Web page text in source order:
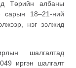
Төрийн албаны
сарын 18–21-ний
нэг ээлжид
шалгалтад
иргэн шалгалт